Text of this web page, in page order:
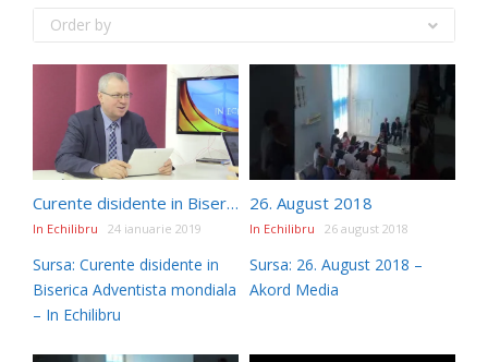
Order by
Curente disidente in Biserica Adventista mondiala
In Echilibru 24 ianuarie 2019
Sursa: Curente disidente in
Biserica Adventista mondiala
– In Echilibru
26. August 2018
In Echilibru 26 august 2018
Sursa: 26. August 2018 –
Akord Media